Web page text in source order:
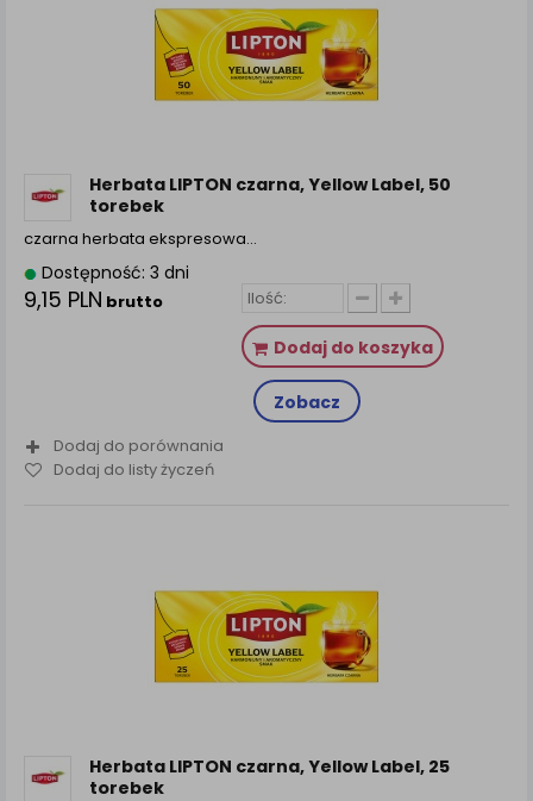
Herbata LIPTON czarna, Yellow Label, 50
torebek
czarna herbata ekspresowa…
Dostępność: 3 dni
9,15 PLN brutto
Dodaj do koszyka
Zobacz
Dodaj do porównania
Dodaj do listy życzeń
Herbata LIPTON czarna, Yellow Label, 25
torebek